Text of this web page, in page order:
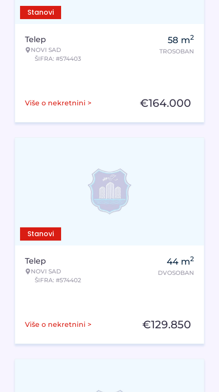
Stanovi
Telep
NOVI SAD
ŠIFRA: #574403
58 m2
TROSOBAN
Više o nekretnini > €164.000
Stanovi
Telep
NOVI SAD
ŠIFRA: #574402
44 m2
DVOSOBAN
Više o nekretnini > €129.850